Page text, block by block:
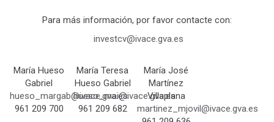
Para más información, por favor contacte con:
investcv@ivace.gva.es
María Hueso
Gabriel
hueso_ margab@ivace.gva.es
961 209 700
María Teresa
Hueso Gabriel
hueso_mai@ivace.gva.es
961 209 682
María José
Martínez
Villaplana
martinez_ mjovil@ivace.gva.es